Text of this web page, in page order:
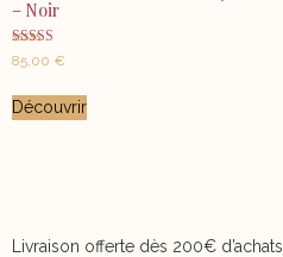
– Noir
Note
5.00
85,00 €
Découvrir
Livraison offerte dès 200€ d’achats